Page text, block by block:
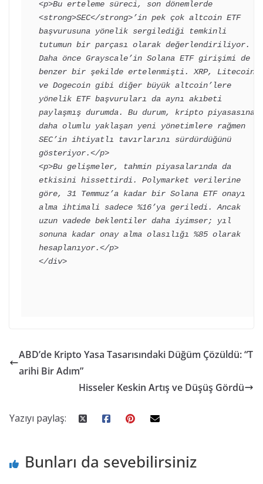
<p>Bu erteleme süreci, son dönemlerde
<strong>SEC</strong>’in pek çok altcoin ETF
başvurusuna yönelik sergilediği temkinli
tutumun bir parçası olarak değerlendiriliyor.
Daha önce Grayscale’in Solana ETF girişimi de
benzer bir şekilde ertelenmişti. XRP, Litecoin
ve Dogecoin gibi diğer büyük altcoin’lere
yönelik ETF başvuruları da aynı akıbeti
paylaşmış durumda. Bu durum, kripto piyasasına
daha olumlu yaklaşan yeni yönetimlere rağmen
SEC’in ihtiyatlı tavırlarını sürdürdüğünü
gösteriyor.</p>
<p>Bu gelişmeler, tahmin piyasalarında da
etkisini hissettirdi. Polymarket verilerine
göre, 31 Temmuz’a kadar bir Solana ETF onayı
alma ihtimali sadece %16’ya geriledi. Ancak
uzun vadede beklentiler daha iyimser; yıl
sonuna kadar onay alma olasılığı %85 olarak
hesaplanıyor.</p>
</div>
ABD’de Kripto Yasa Tasarısındaki Düğüm Çözüldü: “T
arihi Bir Adım”
Hisseler Keskin Artış ve Düşüş Gördü
Yazıyı paylaş:
Bunları da sevebilirsiniz